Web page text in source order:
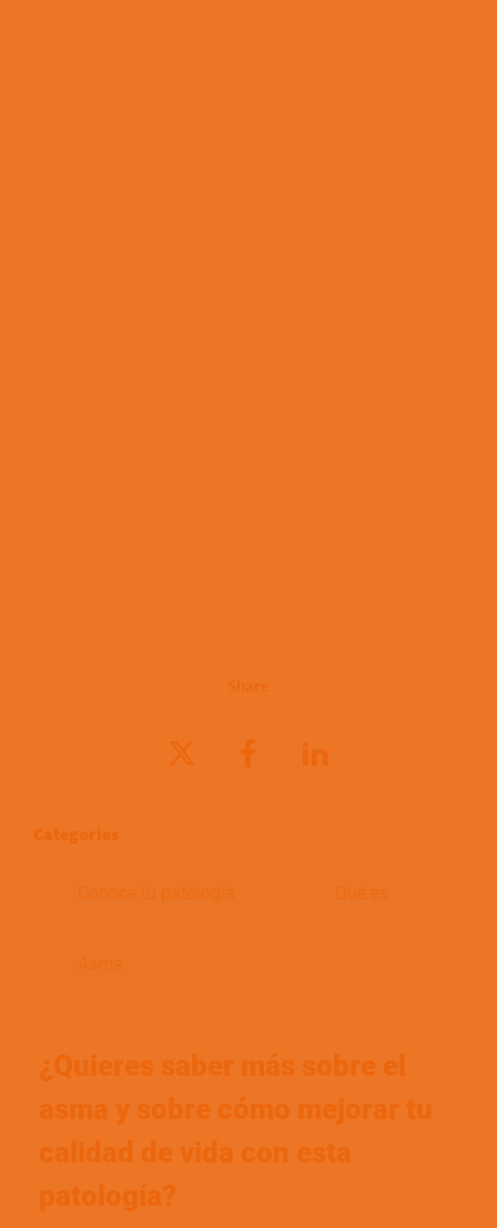
Categories
Conoce tu patología Qué es
Asma
¿Quieres saber más sobre el
asma y sobre cómo mejorar tu
calidad de vida con esta
patología?